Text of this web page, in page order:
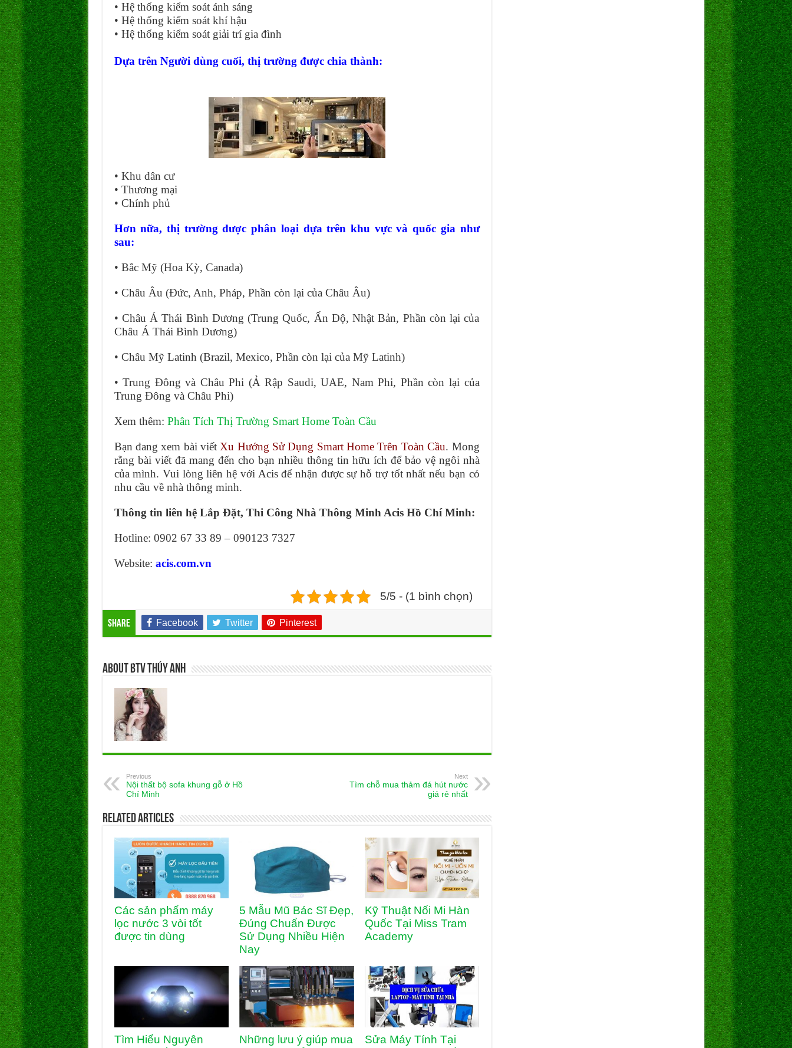
• Hệ thống kiểm soát ánh sáng
• Hệ thống kiểm soát khí hậu
• Hệ thống kiểm soát giải trí gia đình
Dựa trên Người dùng cuối, thị trường được chia thành:
• Khu dân cư
• Thương mại
• Chính phủ
Hơn nữa, thị trường được phân loại dựa trên khu vực và quốc gia như
sau:
• Bắc Mỹ (Hoa Kỳ, Canada)
• Châu Âu (Đức, Anh, Pháp, Phần còn lại của Châu Âu)
• Châu Á Thái Bình Dương (Trung Quốc, Ấn Độ, Nhật Bản, Phần còn lại của
Châu Á Thái Bình Dương)
• Châu Mỹ Latinh (Brazil, Mexico, Phần còn lại của Mỹ Latinh)
• Trung Đông và Châu Phi (Ả Rập Saudi, UAE, Nam Phi, Phần còn lại của
Trung Đông và Châu Phi)
Xem thêm: Phân Tích Thị Trường Smart Home Toàn Cầu
Bạn đang xem bài viết Xu Hướng Sử Dụng Smart Home Trên Toàn Cầu. Mong
rằng bài viết đã mang đến cho bạn nhiều thông tin hữu ích để bảo vệ ngôi nhà
của mình. Vui lòng liên hệ với Acis để nhận được sự hỗ trợ tốt nhất nếu bạn có
nhu cầu về nhà thông minh.
Thông tin liên hệ Lắp Đặt, Thi Công Nhà Thông Minh Acis Hồ Chí Minh:
Hotline: 0902 67 33 89 – 090123 7327
Website: acis.com.vn
5/5 - (1 bình chọn)
Share Facebook Twitter Pinterest
About BTV Thúy Anh
Previous
Nội thất bộ sofa khung gỗ ở Hồ
Chí Minh
Next
Tìm chỗ mua thảm đá hút nước
giá rẻ nhất
Related Articles
Các sản phẩm máy
lọc nước 3 vòi tốt
được tin dùng
5 Mẫu Mũ Bác Sĩ Đẹp,
Đúng Chuẩn Được
Sử Dụng Nhiều Hiện
Nay
Kỹ Thuật Nối Mi Hàn
Quốc Tại Miss Tram
Academy
Tìm Hiểu Nguyên
Những lưu ý giúp mua
Sửa Máy Tính Tại